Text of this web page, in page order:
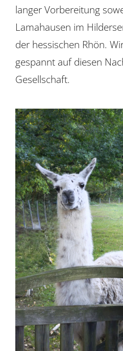
langer Vorbereitung
Lamahausen im
der hessischen Rhön.
gespannt auf diesen
Gesellschaft.